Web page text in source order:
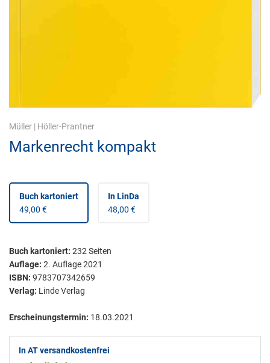
Müller | Höller-Prantner
Markenrecht kompakt
Buch kartoniert
49,00 €
In LinDa
48,00 €
Buch kartoniert: 232 Seiten
Auflage: 2. Auflage 2021
ISBN: 9783707342659
Verlag: Linde Verlag
Erscheinungstermin: 18.03.2021
In AT versandkostenfrei